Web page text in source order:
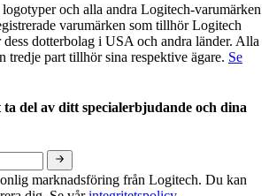
och alla andra Logitech-varumärken
varumärken som tillhör Logitech
dotterbolag i USA och andra länder. Alla
tredje part tillhör sina respektive ägare. Se
del av ditt specialerbjudande och dina
marknadsföring från Logitech. Du kan